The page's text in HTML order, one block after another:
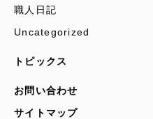
職人日記
Uncategorized
トピックス
お問い合わせ
サイトマップ